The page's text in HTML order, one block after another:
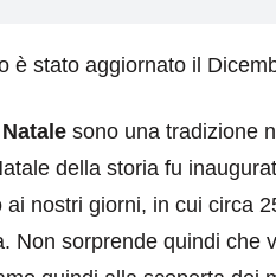
è stato aggiornato il
sono una tradizione
della storia fu
ai nostri giorni, in cui circa
Non sorprende quindi che